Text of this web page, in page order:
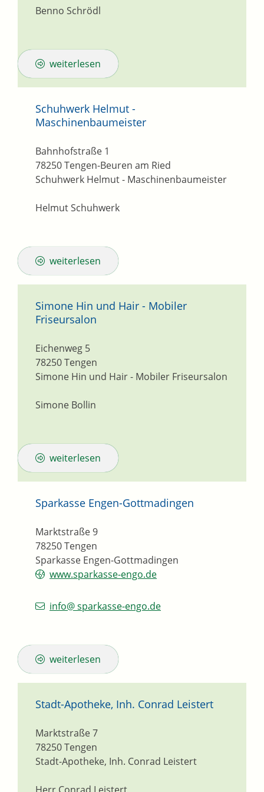
Benno Schrödl
weiterlesen
Schuhwerk Helmut -
Maschinenbaumeister
Schuhwerk Helmut - Maschinenbaumeister
Bahnhofstraße 1
78250Tengen-Beuren am Ried
Helmut Schuhwerk
weiterlesen
Simone Hin und Hair - Mobiler
Friseursalon
Simone Hin und Hair - Mobiler Friseursalon
Eichenweg 5
78250Tengen
Simone Bollin
weiterlesen
Sparkasse Engen-Gottmadingen
Sparkasse Engen-Gottmadingen
Marktstraße 9
78250Tengen
www.sparkasse-engo.de
info@ sparkasse-engo.de
weiterlesen
Stadt-Apotheke, Inh. Conrad Leistert
Stadt-Apotheke, Inh. Conrad Leistert
Marktstraße 7
78250Tengen